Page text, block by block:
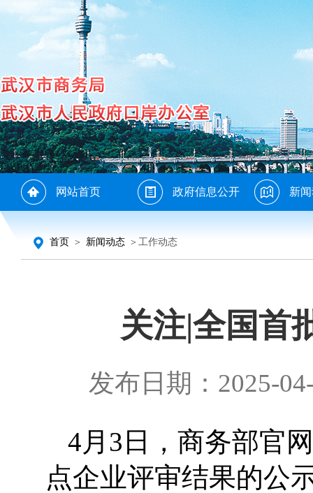
网站首页 政府信息公开 新
首页 ＞ 新闻动态 ＞工作动态
关注|全国首
发布日期：2025-
4月 3 日，商务部官
点企业评审结果的公